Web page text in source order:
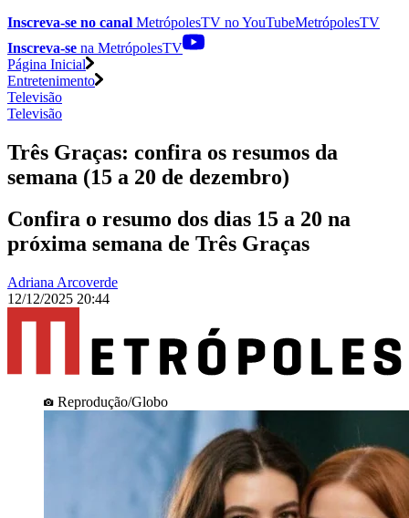
Inscreva-se no canal MetrópolesTV noYouTubeMetrópolesTV
Inscreva-se na MetrópolesTV
Página Inicial
Entretenimento
Televisão
Televisão
Três Graças: confira os resumos da
semana (15 a 20 de dezembro)
Confira o resumo dos dias 15 a 20 na
próxima semana de Três Graças
Adriana Arcoverde
12/12/2025 20:44
Reprodução/Globo